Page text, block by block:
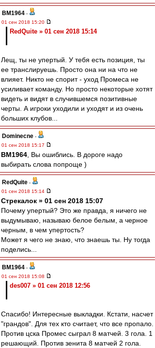
BM1964 -
01 сен 2018 15:20
RedQuite » 01 сен 2018 15:14
Лещ, ты не упертый. У тебя есть позиция, ты
ее транслируешь. Просто она ни на что не
влияет. Никто не спорит - уход Промеса не
усиливает команду. Но просто некоторые хотят
видеть и видят в случившемся позитивные
черты. А игроки уходили и уходят и из очень
больших клубов...
Dominecne -
01 сен 2018 15:17
BM1964 , Вы ошиблись. В дороге надо
выбирать слова попроще )
RedQuite -
01 сен 2018 15:14
Стрекалок » 01 сен 2018 15:07
Почему упертый? Это же правда, я ничего не
выдумываю, называю белое белым, а черное
черным, в чем упертость?
Может я чего не знаю, что знаешь ты. Ну тогда
поделись...
BM1964 -
01 сен 2018 15:08
des007 » 01 сен 2018 12:56
Спасибо! Интересные выкладки. Кстати, насчет
"грандов". Для тех кто считает, что все пропало.
Против цска Промес сыграл 8 матчей. 3 гола. 1
решающий. Против зенита 8 матчей 2 гола.